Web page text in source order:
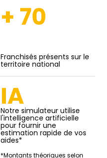
+ 70
Franchisés présents sur le
territoire national
IA
Notre simulateur utilise
l'intelligence artificielle
pour fournir une
estimation rapide de vos
aides*
*Montants théoriques selon